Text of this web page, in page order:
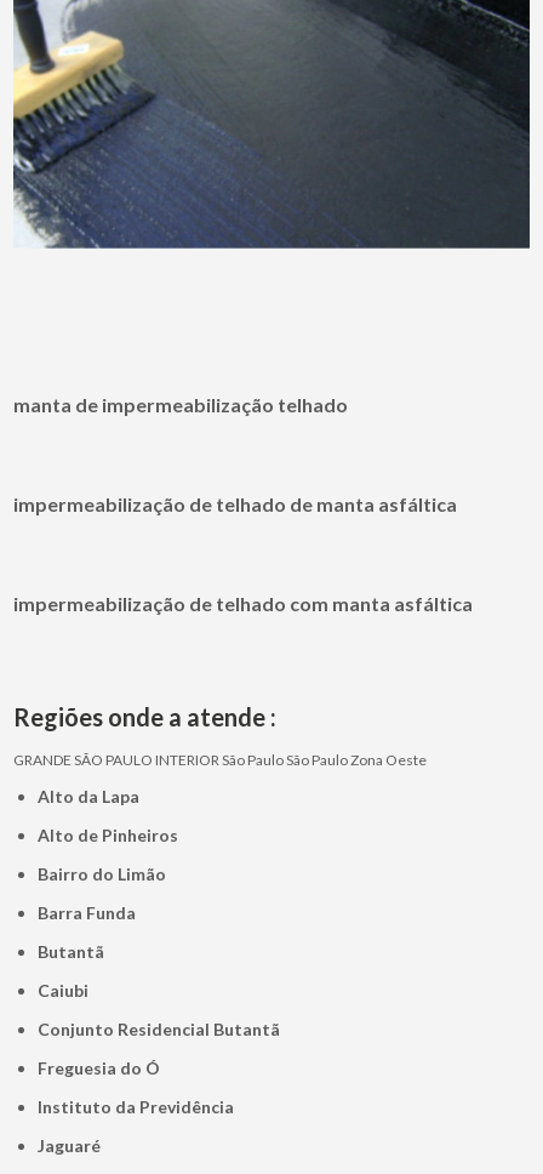
manta de impermeabilização telhado
impermeabilização de telhado de manta asfáltica
impermeabilização de telhado com manta asfáltica
Regiões onde a atende :
GRANDE SÃO PAULO INTERIOR São PauloSão PauloZona Oeste
Alto da Lapa
Alto de Pinheiros
Bairro do Limão
Barra Funda
Butantã
Caiubi
Conjunto Residencial Butantã
Freguesia do Ó
Instituto da Previdência
Jaguaré